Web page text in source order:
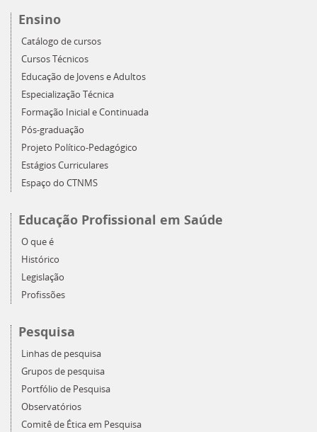
Ensino
Catálogo de cursos
Cursos Técnicos
Educação de Jovens e Adultos
Especialização Técnica
Formação Inicial e Continuada
Pós-graduação
Projeto Político-Pedagógico
Estágios Curriculares
Espaço do CTNMS
Educação Profissional em Saúde
O que é
Histórico
Legislação
Profissões
Pesquisa
Linhas de pesquisa
Grupos de pesquisa
Portfólio de Pesquisa
Observatórios
Comitê de Ética em Pesquisa